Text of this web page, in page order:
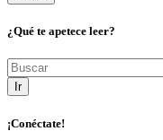
¿Qué te apetece leer?
Ir
¡Conéctate!